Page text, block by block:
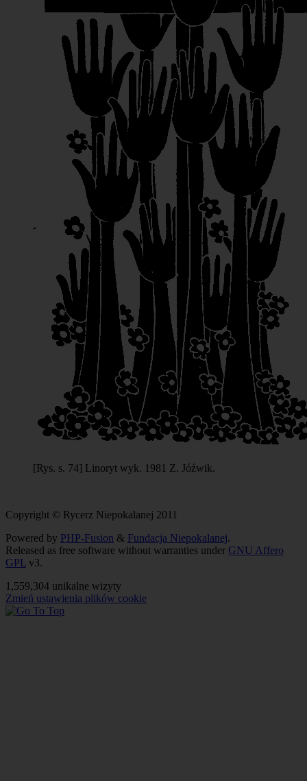
[Rys. s. 74] Linoryt wyk. 1981 Z. Jóźwik.
Copyright © Rycerz Niepokalanej 2011
Powered by PHP-Fusion & Fundacja Niepokalanej.
Released as free software without warranties under GNU Affero
GPL v3.
1,559,304 unikalne wizyty
Zmień ustawienia plików cookie